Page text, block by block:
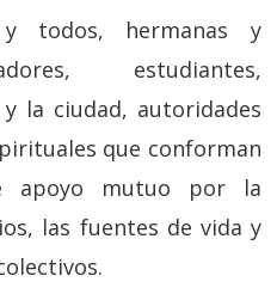
todos, hermanas y
estudiantes,
la ciudad, autoridades
que conforman
apoyo mutuo por la
las fuentes de vida y